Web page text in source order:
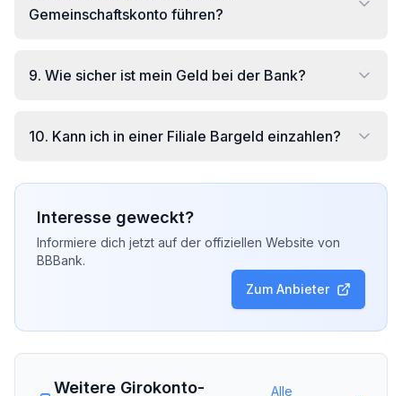
Gemeinschaftskonto führen?
9. Wie sicher ist mein Geld bei der Bank?
10. Kann ich in einer Filiale Bargeld einzahlen?
Interesse geweckt?
Informiere dich jetzt auf der offiziellen Website von
BBBank.
Zum Anbieter
Weitere Girokonto-
Alle